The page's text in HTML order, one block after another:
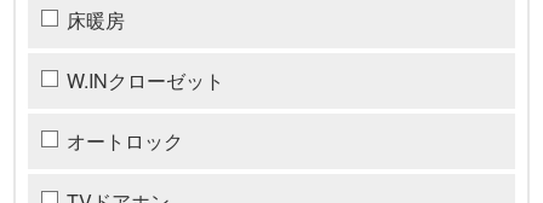
床暖房
W.INクローゼット
オートロック